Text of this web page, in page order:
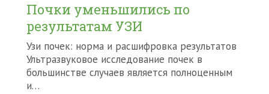
Почки уменьшились по
результатам УЗИ
Узи почек: норма и расшифровка результатов
Ультразвуковое исследование почек в
большинстве случаев является полноценным
и…